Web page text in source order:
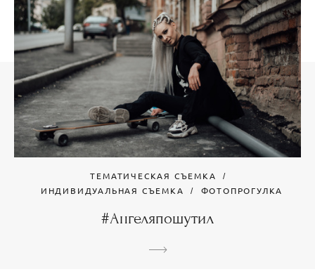
ТЕМАТИЧЕСКАЯ СЪЕМКА
ИНДИВИДУАЛЬНАЯ СЪЕМКА
ФОТОПРОГУЛКА
#Ангеляпошутил